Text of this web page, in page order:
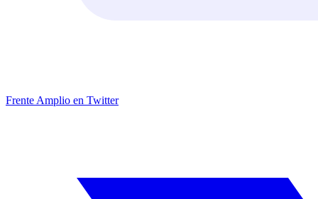
Frente Amplio en Twitter